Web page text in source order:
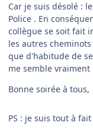
Car je suis désolé :
Police . En
collègue se soit fait
les autres
que d'habitude de
me semble vraiment
Bonne soirée à tous,
PS : je suis tout à